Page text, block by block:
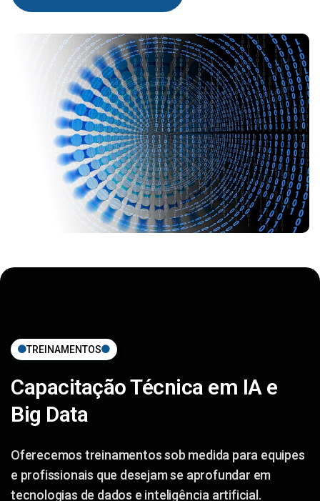
TREINAMENTOS
Capacitação Técnica em IA e
Big Data
Oferecemos treinamentos sob medida para equipes
e profissionais que desejam se aprofundar em
tecnologias de dados e inteligência artificial.